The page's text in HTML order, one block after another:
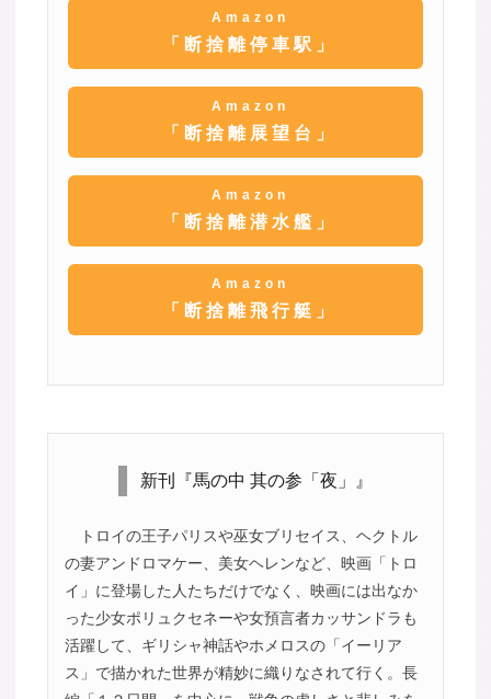
Amazon
「断捨離停車駅」
Amazon
「断捨離展望台」
Amazon
「断捨離潜水艦」
Amazon
「断捨離飛行艇」
新刊『馬の中 其の参「夜」』
トロイの王子パリスや巫女ブリセイス、ヘクトル
の妻アンドロマケー、美女ヘレンなど、映画「トロ
イ」に登場した人たちだけでなく、映画には出なか
った少女ポリュクセネーや女預言者カッサンドラも
活躍して、ギリシャ神話やホメロスの「イーリア
ス」で描かれた世界が精妙に織りなされて行く。長